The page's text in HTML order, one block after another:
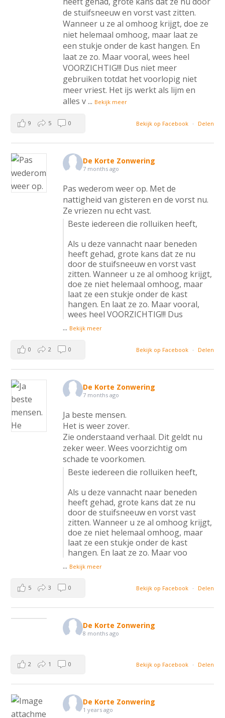
de stuifsneeuw en vorst vast zitten.
Wanneer u ze al omhoog krijgt, doe ze
niet helemaal omhoog, maar laat ze
een stukje onder de kast hangen. En
laat ze zo. Maar vooral, wees heel
VOORZICHTIG!!! Dus niet meer
gebruiken totdat het voorlopig niet
meer vriest. Het ijs werkt als lijm en
alles v... Bekijk meer
Bekijk op Facebook · Delen
9 5 0
De Korte Zonwering
7 months ago
Pas wederom weer op. Met de
nattigheid van gisteren en de vorst nu.
Ze vriezen nu echt vast.
Beste iedereen die rolluiken heeft,
Als u deze vannacht naar beneden
heeft gehad, grote kans dat ze nu
door de stuifsneeuw en vorst vast
zitten. Wanneer u ze al omhoog krijgt,
doe ze niet helemaal omhoog, maar
laat ze een stukje onder de kast
hangen. En laat ze zo. Maar vooral,
wees heel VOORZICHTIG!!! Dus
... Bekijk meer
Bekijk op Facebook · Delen
0 2 0
De Korte Zonwering
7 months ago
Ja beste mensen.
Het is weer zover.
Zie onderstaand verhaal. Dit geldt nu
zeker weer. Wees voorzichtig om
schade te voorkomen.
Beste iedereen die rolluiken heeft,
Als u deze vannacht naar beneden
heeft gehad, grote kans dat ze nu
door de stuifsneeuw en vorst vast
zitten. Wanneer u ze al omhoog krijgt,
doe ze niet helemaal omhoog, maar
laat ze een stukje onder de kast
hangen. En laat ze zo. Maar voo
... Bekijk meer
Bekijk op Facebook · Delen
5 3 0
De Korte Zonwering
8 months ago
Bekijk op Facebook · Delen
2 1 0
De Korte Zonwering
1 years ago